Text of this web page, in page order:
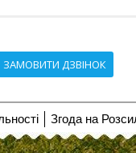
ЗАМОВИТИ ДЗВІНОК
Згода на